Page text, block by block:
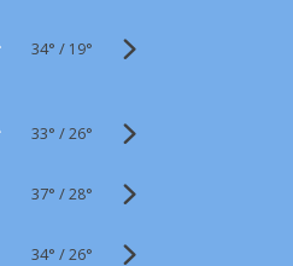
34° / 19°
33° /26°
37° /28°
34° /26°